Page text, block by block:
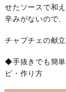
せたソースで和え
辛みがないので
チャプチェの献
◆手抜きでも簡
ピ・作り方